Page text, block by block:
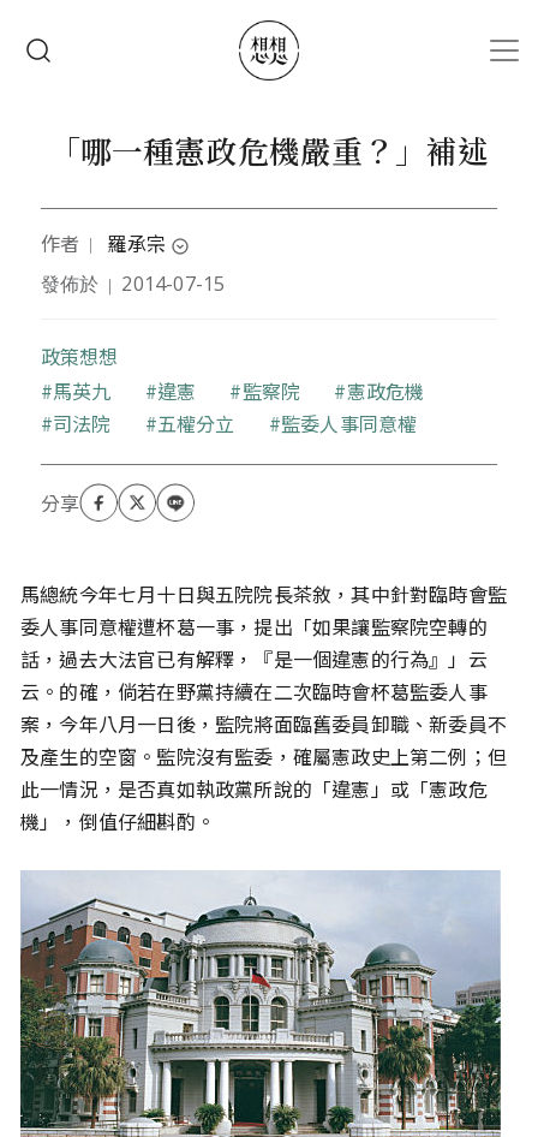
「哪一種憲政危機嚴重？」補述
作者 ｜ 羅承宗 expand_circle_down
本文作者1973 年生，台北士林人，現居新北三重埔，
NGO 活動外，亦為 GUNPLA 與相關電玩卡漫的愛好
者。部落格：查爾斯的論壇
（http://cb34.blogspot.tw/）
發佈於 ｜ 2014-07-15
政策想想
關鍵字
馬英九 違憲 監察院
憲政危機
司法院
五權分立 監委人事同意權
馬總統今年七月十日與五院院長茶敘，其中針對臨時會監
委人事同意權遭杯葛一事，提出「如果讓監察院空轉的
話，過去大法官已有解釋，『是一個違憲的行為』」云
云。的確，倘若在野黨持續在二次臨時會杯葛監委人事
案，今年八月一日後，監院將面臨舊委員卸職、新委員不
及產生的空窗。監院沒有監委，確屬憲政史上第二例；但
此一情況，是否真如執政黨所說的「違憲」或「憲政危
機」，倒值仔細斟酌。